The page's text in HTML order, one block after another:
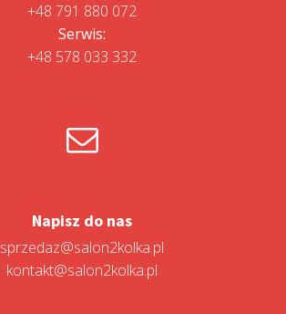
+48 791 880 072
Serwis:
+48 578 033 332
Napisz do nas
sprzedaz@salon2kolka.pl
kontakt@salon2kolka.pl